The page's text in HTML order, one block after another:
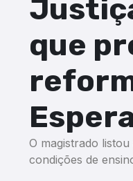
que
O magistrado
condições de